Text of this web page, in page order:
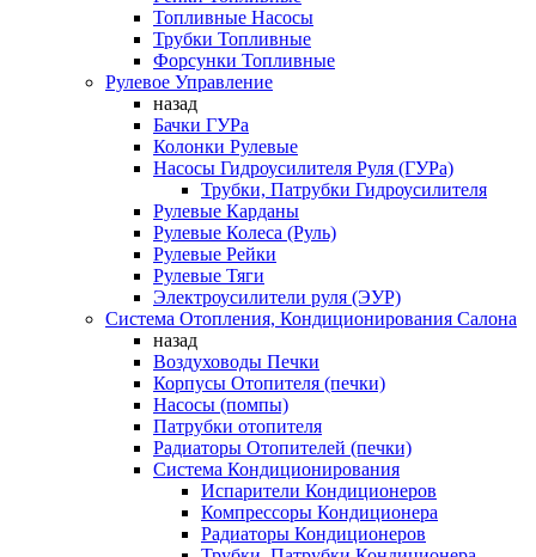
Топливные Насосы
Трубки Топливные
Форсунки Топливные
Рулевое Управление
назад
Бачки ГУРа
Колонки Рулевые
Насосы Гидроусилителя Руля (ГУРа)
Трубки, Патрубки Гидроусилителя
Рулевые Карданы
Рулевые Колеса (Руль)
Рулевые Рейки
Рулевые Тяги
Электроусилители руля (ЭУР)
Система Отопления, Кондиционирования Салона
назад
Воздуховоды Печки
Корпусы Отопителя (печки)
Насосы (помпы)
Патрубки отопителя
Радиаторы Отопителей (печки)
Система Кондиционирования
Испарители Кондиционеров
Компрессоры Кондиционера
Радиаторы Кондиционеров